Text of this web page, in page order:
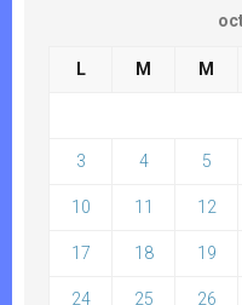
L M M
3 4 5
10 11 12
17 18 19
24 25 26